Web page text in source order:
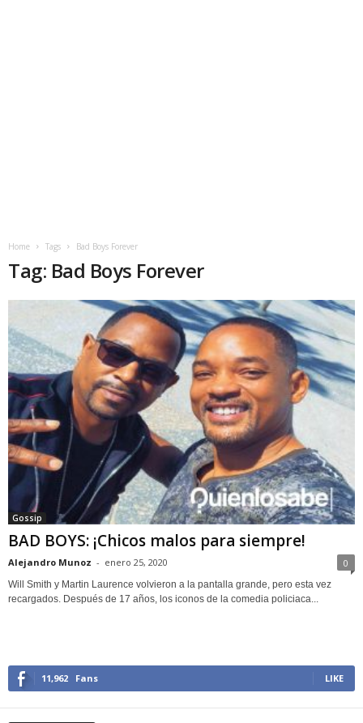
Home Tags Bad Boys Forever
Tag: Bad Boys Forever
Gossip
BAD BOYS: ¡Chicos malos para siempre!
Alejandro Munoz - enero 25, 2020 0
Will Smith y Martin Laurence volvieron a la pantalla grande, pero esta vez
recargados. Después de 17 años, los iconos de la comedia policiaca...
11,962 Fans LIKE